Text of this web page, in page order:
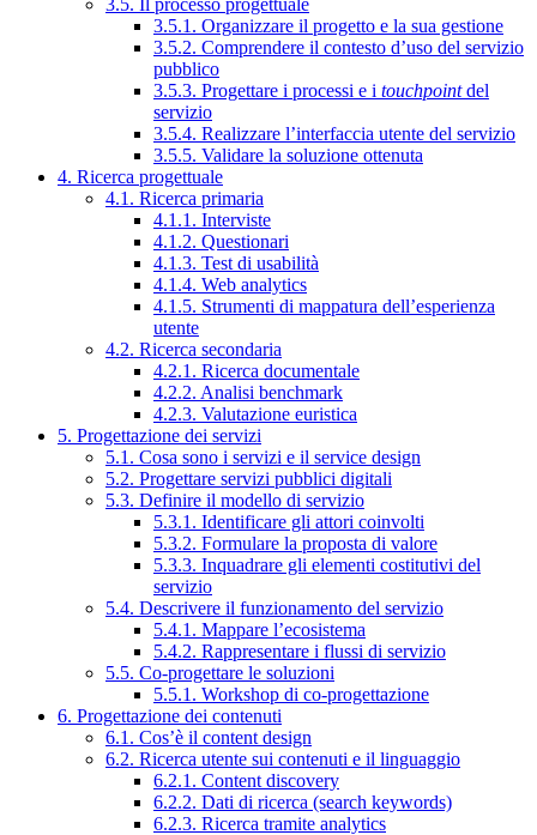
3.5. Il processo progettuale
3.5.1. Organizzare il progetto e la sua gestione
3.5.2. Comprendere il contesto d’uso del servizio
pubblico
3.5.3. Progettare i processi e i touchpointdel
servizio
3.5.4. Realizzare l’interfaccia utente del servizio
3.5.5. Validare la soluzione ottenuta
4. Ricerca progettuale
4.1. Ricerca primaria
4.1.1. Interviste
4.1.2. Questionari
4.1.3. Test di usabilità
4.1.4. Web analytics
4.1.5. Strumenti di mappatura dell’esperienza
utente
4.2. Ricerca secondaria
4.2.1. Ricerca documentale
4.2.2. Analisi benchmark
4.2.3. Valutazione euristica
5. Progettazione dei servizi
5.1. Cosa sono i servizi e il service design
5.2. Progettare servizi pubblici digitali
5.3. Definire il modello di servizio
5.3.1. Identificare gli attori coinvolti
5.3.2. Formulare la proposta di valore
5.3.3. Inquadrare gli elementi costitutivi del
servizio
5.4. Descrivere il funzionamento del servizio
5.4.1. Mappare l’ecosistema
5.4.2. Rappresentare i flussi di servizio
5.5. Co-progettare le soluzioni
5.5.1. Workshop di co-progettazione
6. Progettazione dei contenuti
6.1. Cos’è il content design
6.2. Ricerca utente sui contenuti e il linguaggio
6.2.1. Content discovery
6.2.2. Dati di ricerca (search keywords)
6.2.3. Ricerca tramite analytics